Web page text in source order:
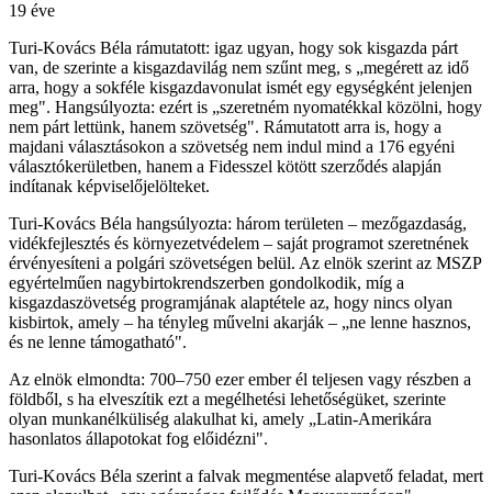
19 éve
Turi-Kovács Béla rámutatott: igaz ugyan, hogy sok kisgazda párt
van, de szerinte a kisgazdavilág nem szűnt meg, s „megérett az idő
arra, hogy a sokféle kisgazdavonulat ismét egy egységként jelenjen
meg". Hangsúlyozta: ezért is „szeretném nyomatékkal közölni, hogy
nem párt lettünk, hanem szövetség". Rámutatott arra is, hogy a
majdani választásokon a szövetség nem indul mind a 176 egyéni
választókerületben, hanem a Fidesszel kötött szerződés alapján
indítanak képviselőjelölteket.
Turi-Kovács Béla hangsúlyozta: három területen – mezőgazdaság,
vidékfejlesztés és környezetvédelem – saját programot szeretnének
érvényesíteni a polgári szövetségen belül. Az elnök szerint az MSZP
egyértelműen nagybirtokrendszerben gondolkodik, míg a
kisgazdaszövetség programjának alaptétele az, hogy nincs olyan
kisbirtok, amely – ha tényleg művelni akarják – „ne lenne hasznos,
és ne lenne támogatható".
Az elnök elmondta: 700–750 ezer ember él teljesen vagy részben a
földből, s ha elveszítik ezt a megélhetési lehetőségüket, szerinte
olyan munkanélküliség alakulhat ki, amely „Latin-Amerikára
hasonlatos állapotokat fog előidézni".
Turi-Kovács Béla szerint a falvak megmentése alapvető feladat, mert